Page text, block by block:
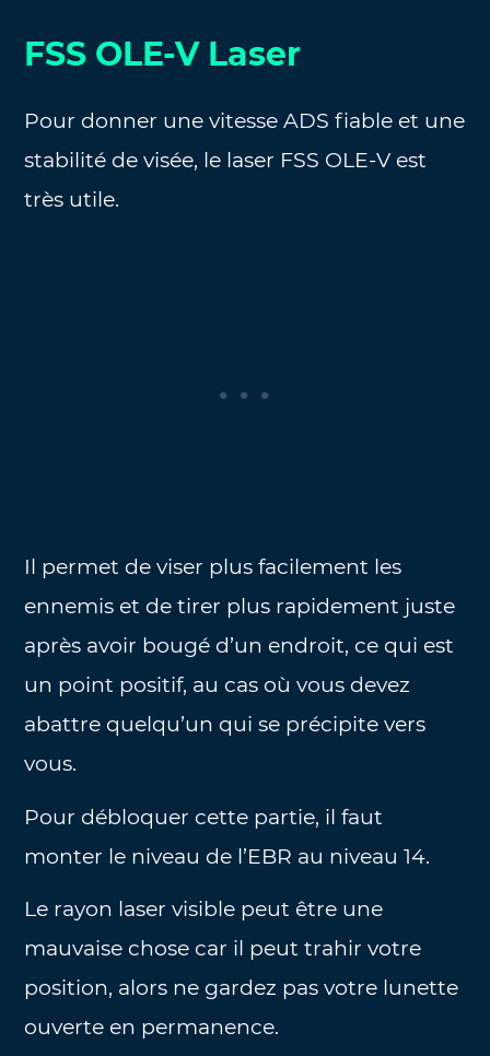
FSS OLE-V Laser
Pour donner une vitesse ADS fiable et une
stabilité de visée, le laser FSS OLE-V est
très utile.
Il permet de viser plus facilement les
ennemis et de tirer plus rapidement juste
après avoir bougé d’un endroit, ce qui est
un point positif, au cas où vous devez
abattre quelqu’un qui se précipite vers
vous.
Pour débloquer cette partie, il faut
monter le niveau de l’EBR au niveau 14.
Le rayon laser visible peut être une
mauvaise chose car il peut trahir votre
position, alors ne gardez pas votre lunette
ouverte en permanence.